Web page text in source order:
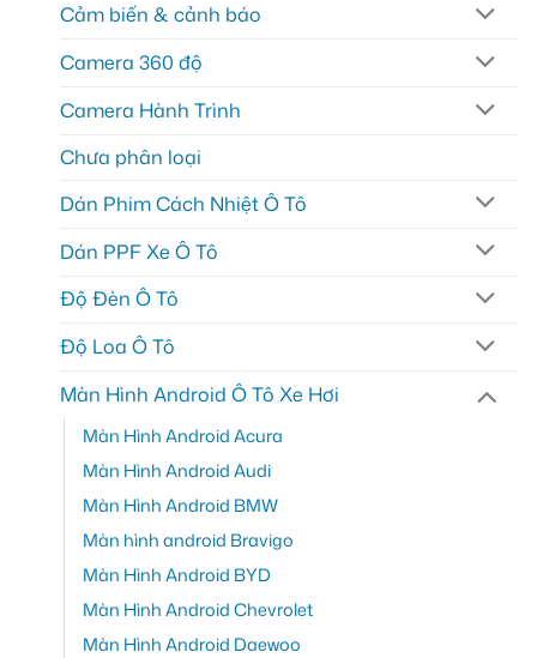
Cảm biến & cảnh báo
Camera 360 độ
Camera Hành Trình
Chưa phân loại
Dán Phim Cách Nhiệt Ô Tô
Dán PPF Xe Ô Tô
Độ Đèn Ô Tô
Độ Loa Ô Tô
Màn Hình Android Ô Tô Xe Hơi
Màn Hình Android Acura
Màn Hình Android Audi
Màn Hình Android BMW
Màn hình android Bravigo
Màn Hình Android BYD
Màn Hình Android Chevrolet
Màn Hình Android Daewoo